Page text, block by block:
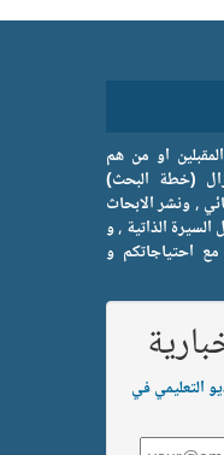
او من هم
(خطة البحث)
, ونشر الابحاث
الذاتية , و
احتياجاتكم و
التعليمي في